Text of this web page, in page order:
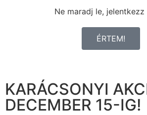
Ne maradj le, jelentkezz
ÉRTEM!
KARÁCSONYI
DECEMBER 15-IG!